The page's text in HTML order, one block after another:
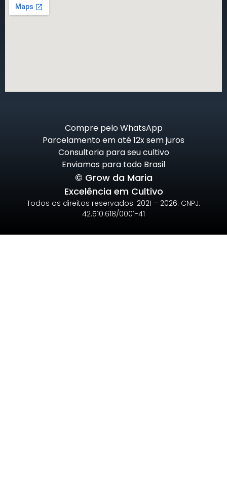
Compre pelo WhatsApp
Parcelamento em até 12x sem juros
Consultoria para seu cultivo
Enviamos para todo Brasil
© Grow da Maria
Excelência em Cultivo
Todos os direitos reservados. 2021 – 2026. CNPJ:
42.510.618/0001-41